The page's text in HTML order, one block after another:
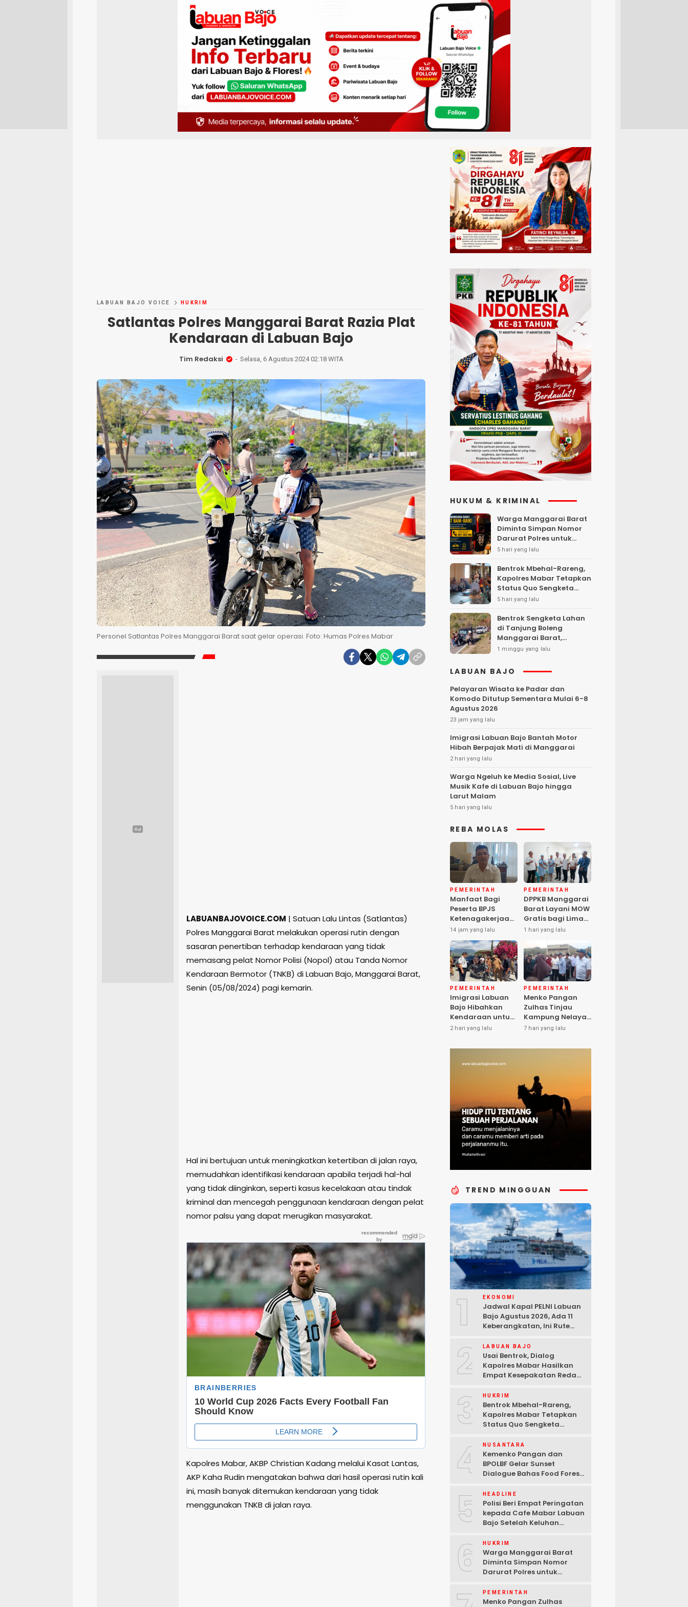
LABUAN BAJO VOICE HUKRIM
Satlantas Polres Manggarai Barat Razia Plat
Kendaraan di Labuan Bajo
Tim Redaksi Selasa, 6 Agustus 2024 02:18 WITA
Personel Satlantas Polres Manggarai Barat saat gelar operasi. Foto: Humas Polres Mabar
LABUANBAJOVOICE.COM | Satuan Lalu Lintas (Satlantas)
Polres Manggarai Barat melakukan operasi rutin dengan
sasaran penertiban terhadap kendaraan yang tidak
memasang pelat Nomor Polisi (Nopol) atau Tanda Nomor
Kendaraan Bermotor (TNKB) di Labuan Bajo, Manggarai Barat,
Senin (05/08/2024) pagi kemarin.
Hal ini bertujuan untuk meningkatkan ketertiban di jalan raya,
memudahkan identifikasi kendaraan apabila terjadi hal-hal
yang tidak diinginkan, seperti kasus kecelakaan atau tindak
kriminal dan mencegah penggunaan kendaraan dengan pelat
nomor palsu yang dapat merugikan masyarakat.
Kapolres Mabar, AKBP Christian Kadang melalui Kasat Lantas,
AKP Kaha Rudin mengatakan bahwa dari hasil operasi rutin kali
ini, masih banyak ditemukan kendaraan yang tidak
menggunakan TNKB di jalan raya.
HUKUM & KRIMINAL
Warga Manggarai Barat
Diminta Simpan Nomor
Darurat Polres untuk
Laporan Kamtibmas
5 hari yang lalu
Bentrok Mbehal-Rareng,
Kapolres Mabar Tetapkan
Status Quo Sengketa
Lengkong Warang
5 hari yang lalu
Bentrok Sengketa Lahan
di Tanjung Boleng
Manggarai Barat,
Kendaraan Dibakar
1 minggu yang lalu
LABUAN BAJO
Pelayaran Wisata ke Padar dan
Komodo Ditutup Sementara Mulai 6-8
Agustus 2026
23 jam yang lalu
Imigrasi Labuan Bajo Bantah Motor
Hibah Berpajak Mati di Manggarai
2 hari yang lalu
Warga Ngeluh ke Media Sosial, Live
Musik Kafe di Labuan Bajo hingga
Larut Malam
5 hari yang lalu
REBA MOLAS
PEMERINTAH
Manfaat Bagi
Peserta BPJS
Ketenagakerjaan
Dapat Santunan
Kematian hingga
Beasiswa Anak
14 jam yang lalu
PEMERINTAH
DPPKB Manggarai
Barat Layani MOW
Gratis bagi Lima
Peserta, Biaya
Pemerintah
1 hari yang lalu
PEMERINTAH
Imigrasi Labuan
Bajo Hibahkan
Kendaraan untuk
Lima Desa Cegah
2 hari yang lalu
PEMERINTAH
Menko Pangan
Zulhas Tinjau
Kampung Nelayan
Modern Warloka,
Sarana
7 hari yang lalu
TREND MINGGUAN
1 EKONOMI
Jadwal Kapal PELNI Labuan
Bajo Agustus 2026, Ada 11
Keberangkatan, Ini Rute
2 LABUAN BAJO
Usai Bentrok, Dialog
Kapolres Mabar Hasilkan
Empat Kesepakatan Redam
3 HUKRIM
Bentrok Mbehal-Rareng,
Kapolres Mabar Tetapkan
Status Quo Sengketa
4 NUSANTARA
Kemenko Pangan dan
BPOLBF Gelar Sunset
Dialogue Bahas Food Forest
5 HEADLINE
Polisi Beri Empat Peringatan
kepada Cafe Mabar Labuan
Bajo Setelah Keluhan
6 HUKRIM
Warga Manggarai Barat
Diminta Simpan Nomor
Darurat Polres untuk
PEMERINTAH
Menko Pangan Zulhas